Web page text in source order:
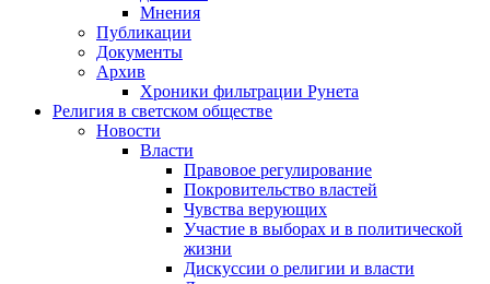
Мнения
Публикации
Документы
Архив
Хроники фильтрации Рунета
Религия в светском обществе
Новости
Власти
Правовое регулирование
Покровительство властей
Чувства верующих
Участие в выборах и в политической
жизни
Дискуссии о религии и власти